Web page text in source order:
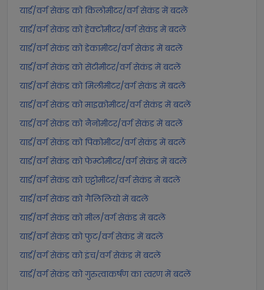
यार्ड/वर्ग सेकंड को किलोमीटर/वर्ग सेकंड में बदलें
यार्ड/वर्ग सेकंड को हेक्टोमीटर/वर्ग सेकंड में बदलें
यार्ड/वर्ग सेकंड को डेकामीटर/वर्ग सेकंड में बदलें
यार्ड/वर्ग सेकंड को सेंटीमीटर/वर्ग सेकंड में बदलें
यार्ड/वर्ग सेकंड को मिलीमीटर/वर्ग सेकंड में बदलें
यार्ड/वर्ग सेकंड को माइक्रोमीटर/वर्ग सेकंड में बदलें
यार्ड/वर्ग सेकंड को नैनोमीटर/वर्ग सेकंड में बदलें
यार्ड/वर्ग सेकंड को पिकोमीटर/वर्ग सेकंड में बदलें
यार्ड/वर्ग सेकंड को फेम्टोमीटर/वर्ग सेकंड में बदलें
यार्ड/वर्ग सेकंड को एट्टोमीटर/वर्ग सेकंड में बदलें
यार्ड/वर्ग सेकंड को गैलिलियो में बदलें
यार्ड/वर्ग सेकंड को मील/वर्ग सेकंड में बदलें
यार्ड/वर्ग सेकंड को फुट/वर्ग सेकंड में बदलें
यार्ड/वर्ग सेकंड को इंच/वर्ग सेकंड में बदलें
यार्ड/वर्ग सेकंड को गुरुत्वाकर्षण का त्वरण में बदलें